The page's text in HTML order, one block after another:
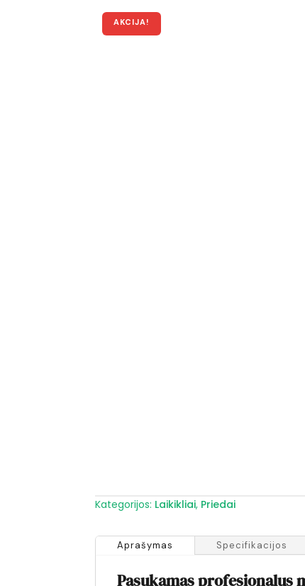
Kategorijos: Laikikliai, Priedai
Aprašymas Specifikacijos
Pasukamas